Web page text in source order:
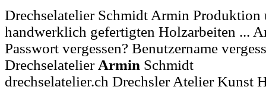
Drechselatelier Schmidt Armin
handwerklich gefertigten Holzarbeiten ...
Passwort vergessen? Benutzername
Drechselatelier Armin Schmidt
drechselatelier.ch Drechsler Atelier Kunst